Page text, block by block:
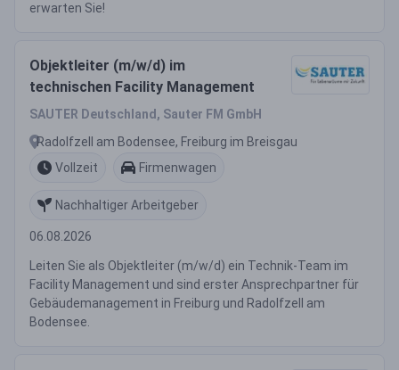
erwarten Sie!
Objektleiter (m/w/d) im
technischen Facility Management
SAUTER Deutschland, Sauter FM GmbH
Radolfzell am Bodensee, Freiburg im Breisgau
Vollzeit
Firmenwagen
Nachhaltiger Arbeitgeber
06.08.2026
Leiten Sie als Objektleiter (m/w/d) ein Technik-Team im
Facility Management und sind erster Ansprechpartner für
Gebäudemanagement in Freiburg und Radolfzell am
Bodensee.